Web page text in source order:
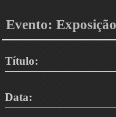
Evento:
Título:
Data: